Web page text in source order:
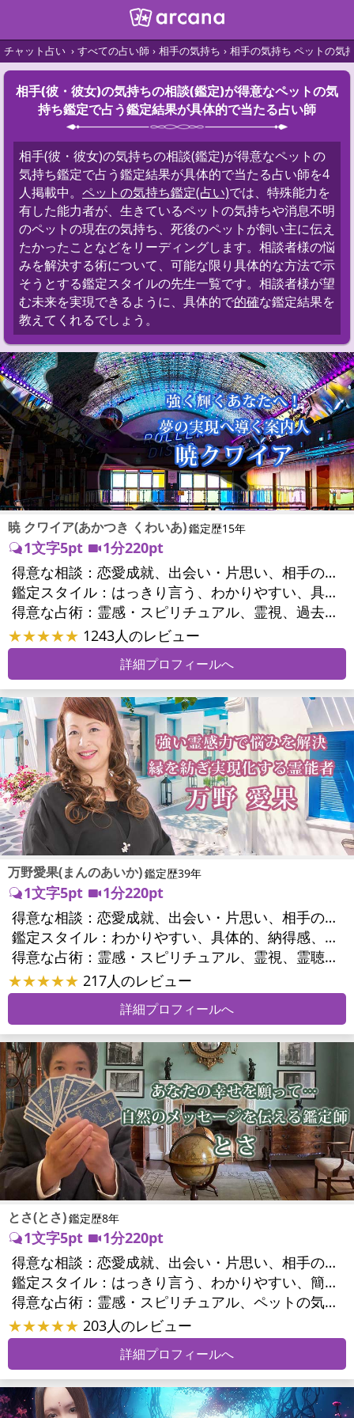
チャット占い すべての占い師 相手の気持ち 相手の気持ち ペットの気
相手(彼・彼女)の気持ちの相談(鑑定)が得意なペットの気
持ち鑑定で占う鑑定結果が具体的で当たる占い師
相手(彼・彼女)の気持ちの相談(鑑定)が得意なペットの
気持ち鑑定で占う鑑定結果が具体的で当たる占い師を4
人掲載中。 ペットの気持ち鑑定(占い)では、特殊能力を
有した能力者が、生きているペットの気持ちや消息不明
のペットの現在の気持ち、死後のペットが飼い主に伝え
たかったことなどをリーディングします。相談者様の悩
みを解決する術について、可能な限り具体的な方法で示
そうとする鑑定スタイルの先生一覧です。相談者様が望
む未来を実現できるように、具体的で的確な鑑定結果を
教えてくれるでしょう。
暁 クワイア(あかつき くわいあ)鑑定歴15年
1文字5pt
1分220pt
得意な相談：
恋愛成就、出会い・片思い、相手の気持ち、相性、結婚、男心・女心、二人の今後、複雑な恋愛、三角関係、略奪愛、浮気、不倫、離婚、人間関係、職場の人間関係、対人関係、仕事運、適職、天職、転職、進路、就職、人生全般、使命、人事、開業、廃業、夢、目標、ビジネスチャンス、ビジネスパートナー、家族関係、夫婦関係、家庭問題、夫婦問題、精神問題、ストレス、人生相談、ご先祖様、守護霊様、お墓参り、魂の本質、前世、来世、ペットの気持ち、引越し・転居、方位、健康運、金運
鑑定スタイル：
はっきり言う、わかりやすい、具体的、納得感、情報量が多い、友達のように相談できる、聞き上手、とても話しやすい、じっくり聞いてくれる、愛にあふれ温かい、勇気をくれる、前向き・元気になれる、実力派
得意な占術：
霊感・スピリチュアル、霊視、過去視、前世・来世、オーラ、ソウルメイト、ペットの気持ち、タロット、オラクルカード、姓名判断、四柱推命、占星術、数秘術、カラー診断、陰陽五行、人相(顔相)、カウンセリング、オリジナル占術
★★★★★ 1243人のレビュー
詳細プロフィールへ
万野愛果(まんのあいか)鑑定歴39年
1文字5pt
1分220pt
得意な相談：
恋愛成就、出会い・片思い、相手の気持ち、相性、縁結び、結婚、男心・女心、二人の今後、複雑な恋愛、三角関係、略奪愛、浮気、不倫、復活愛、復縁、離婚、同性愛・LGBT、人間関係、職場の人間関係、対人関係、仕事運、適職、天職、転職、進路、就職、人生全般、使命、経営相談、人事、開業、廃業、夢、目標、ビジネスチャンス、ビジネスパートナー、パワーハラスメント、セクシャルハラスメント、家族関係、夫婦関係、家庭問題、夫婦問題、親族問題、育児・子育て、シングルマザー、ドメスティックバイオレンス、相続関係、美容、精神問題、心の問題、うつ、ストレス、いじめ、人生相談、霊的問題、ご先祖様、守護霊様、お墓参り、魂の本質、前世、来世、夢診断、ペットの気持ち、ペット交信、ペットへのヒーリング、パワーストーン選択、引越し・転居、方位、開運指導、健康運、金銭トラブル、ご近所問題、縁切り
鑑定スタイル：
わかりやすい、具体的、納得感、友達のように相談できる、聞き上手、とても話しやすい、じっくり聞いてくれる、愛にあふれ温かい、勇気をくれる、前向き・元気になれる、実力派
得意な占術：
霊感・スピリチュアル、霊視、霊聴、未来予知、前世・来世、守護霊対話、波動修正、オーラ、エネルギー調整、ソウルメイト、チャネリング、ペットの気持ち、タロット、オラクルカード、風水、姓名判断、九星気学、四柱推命、数秘術、カラー診断、夢診断、易学、手相、人相(顔相)、祈祷、祈願、縁結び、除霊、縁切り、パワーストーン、水晶、サイコロ、ヒーリング、レイキ、カウンセリング、オリジナル占術
★★★★★ 217人のレビュー
詳細プロフィールへ
とさ(とさ)鑑定歴8年
1文字5pt
1分220pt
得意な相談：
恋愛成就、出会い・片思い、相手の気持ち、相性、縁結び、結婚、男心・女心、二人の今後、複雑な恋愛、三角関係、略奪愛、浮気、不倫、復活愛、復縁、離婚、同性愛・LGBT、人間関係、職場の人間関係、対人関係、仕事運、天職、転職、進路、就職、人生全般、経営相談、人事、夢、目標、ビジネスチャンス、ビジネスパートナー、パワーハラスメント、セクシャルハラスメント、家族関係、夫婦関係、家庭問題、夫婦問題、親族問題、育児・子育て、相続関係、美容、精神問題、心の問題、うつ、トラウマ、ストレス、いじめ、人生相談、ペットの気持ち、引越し・転居、開運指導、健康運、ご近所問題、縁切り
鑑定スタイル：
はっきり言う、わかりやすい、簡潔、具体的、的確、納得感、友達のように相談できる、とても話しやすい、じっくり聞いてくれる、愛にあふれ温かい、勇気をくれる、前向き・元気になれる、実力派
得意な占術：
霊感・スピリチュアル、ペットの気持ち、タロット、占星術、数秘術、易学、祈願、縁結び、縁切り、カウンセリング、オリジナル占術
★★★★★ 203人のレビュー
詳細プロフィールへ